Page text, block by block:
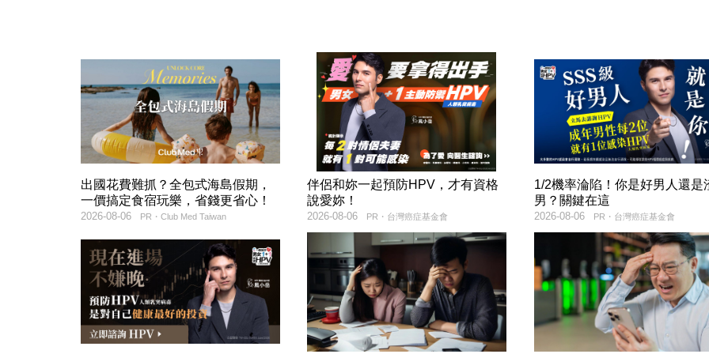
出國花費難抓？全包式海島假期，
一價搞定食宿玩樂，省錢更省心！
PR・Club Med Taiwan
2026-08-06
伴侶和妳一起預防HPV，才有資格
說愛妳！
PR・台灣癌症基金會
2026-08-06
1/2機率淪陷！你是好男人還是
男？關鍵在這
PR・台灣癌症基金會
2026-08-06